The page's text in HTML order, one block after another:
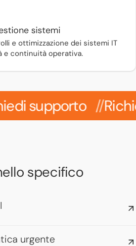
sistemi
e ottimizzazione dei sistemi IT
e continuità operativa.
Richiedi
specifico
urgente